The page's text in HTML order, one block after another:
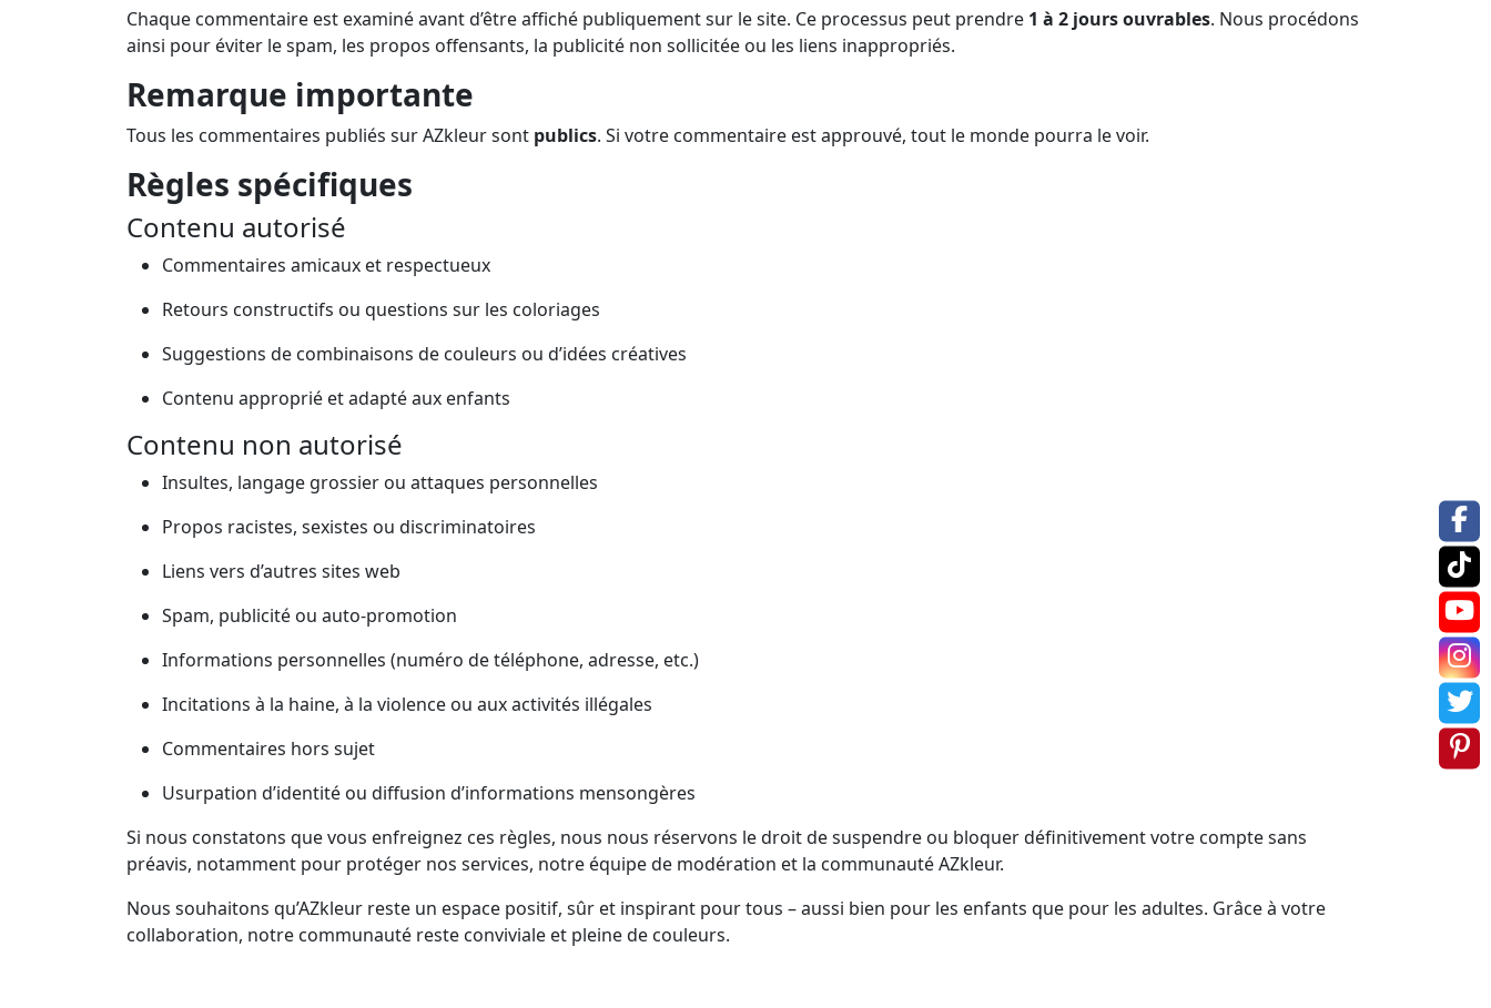
Chaque commentaire est examiné avant d’être affiché publiquement sur le site. Ce processus peut prendre 1 à 2 jours ouvrables. Nous procédons
ainsi pour éviter le spam, les propos offensants, la publicité non sollicitée ou les liens inappropriés.
Remarque importante
Tous les commentaires publiés sur AZkleur sont publics. Si votre commentaire est approuvé, tout le monde pourra le voir.
Règles spécifiques
Contenu autorisé
Commentaires amicaux et respectueux
Retours constructifs ou questions sur les coloriages
Suggestions de combinaisons de couleurs ou d’idées créatives
Contenu approprié et adapté aux enfants
Contenu non autorisé
Insultes, langage grossier ou attaques personnelles
Propos racistes, sexistes ou discriminatoires
Liens vers d’autres sites web
Spam, publicité ou auto-promotion
Informations personnelles (numéro de téléphone, adresse, etc.)
Incitations à la haine, à la violence ou aux activités illégales
Commentaires hors sujet
Usurpation d’identité ou diffusion d’informations mensongères
Si nous constatons que vous enfreignez ces règles, nous nous réservons le droit de suspendre ou bloquer définitivement votre compte sans
préavis, notamment pour protéger nos services, notre équipe de modération et la communauté AZkleur.
Nous souhaitons qu’AZkleur reste un espace positif, sûr et inspirant pour tous – aussi bien pour les enfants que pour les adultes. Grâce à votre
collaboration, notre communauté reste conviviale et pleine de couleurs.